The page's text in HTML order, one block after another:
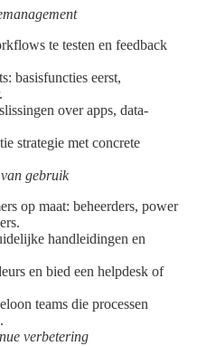
te testen en feedback
basisfuncties eerst,
over apps, data-
strategie met concrete
gebruik
op maat: beheerders, power
handleidingen en
en bied een helpdesk of
teams die processen
verbetering